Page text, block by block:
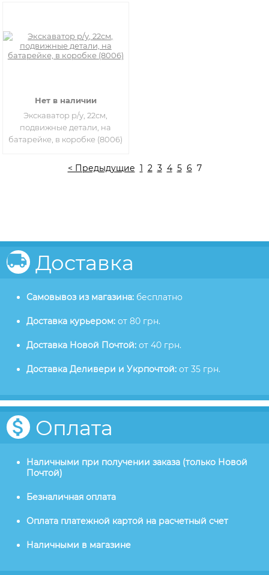
Нет в наличии
Экскаватор р/у, 22см,
подвижные детали, на
батарейке, в коробке (8006)
< Предыдущие 1 2 3 4 5 6 7
Доставка
Самовывоз из магазина: бесплатно
Доставка курьером: от 80 грн.
Доставка Новой Почтой: от 40 грн.
Доставка Деливери и Укрпочтой: от 35 грн.
Оплата
Наличными при получении заказа (только Новой
Почтой)
Безналичная оплата
Оплата платежной картой на расчетный счет
Наличными в магазине